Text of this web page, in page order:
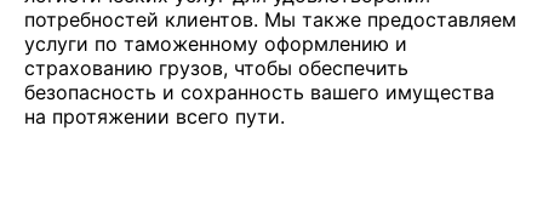
потребностей клиентов. Мы также предоставляем
услуги по таможенному оформлению и
страхованию грузов, чтобы обеспечить
безопасность и сохранность вашего имущества
на протяжении всего пути.